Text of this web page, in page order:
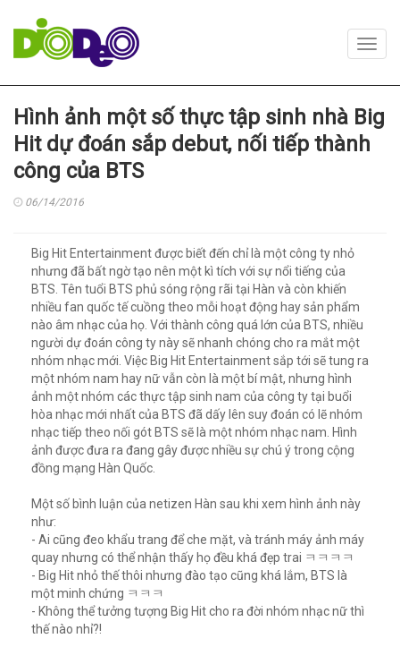
Hình ảnh một số thực tập sinh nhà Big
Hit dự đoán sắp debut, nối tiếp thành
công của BTS
06/14/2016
Big Hit Entertainment được biết đến chỉ là một công ty nhỏ
nhưng đã bất ngờ tạo nên một kì tích với sự nổi tiếng của
BTS. Tên tuổi BTS phủ sóng rộng rãi tại Hàn và còn khiến
nhiều fan quốc tế cuồng theo mỗi hoạt động hay sản phẩm
nào âm nhạc của họ. Với thành công quá lớn của BTS, nhiều
người dự đoán công ty này sẽ nhanh chóng cho ra mắt một
nhóm nhạc mới. Việc Big Hit Entertainment sắp tới sẽ tung ra
một nhóm nam hay nữ vẫn còn là một bí mật, nhưng hình
ảnh một nhóm các thực tập sinh nam của công ty tại buổi
hòa nhạc mới nhất của BTS đã dấy lên suy đoán có lẽ nhóm
nhạc tiếp theo nối gót BTS sẽ là một nhóm nhạc nam. Hình
ảnh được đưa ra đang gây được nhiều sự chú ý trong cộng
đồng mạng Hàn Quốc.
Một số bình luận của netizen Hàn sau khi xem hình ảnh này
như:
- Ai cũng đeo khẩu trang để che mặt, và tránh máy ảnh máy
quay nhưng có thể nhận thấy họ đều khá đẹp trai ㅋㅋㅋㅋ
- Big Hit nhỏ thế thôi nhưng đào tạo cũng khá lắm, BTS là
một minh chứng ㅋㅋㅋ
- Không thể tưởng tượng Big Hit cho ra đời nhóm nhạc nữ thì
thế nào nhỉ?!